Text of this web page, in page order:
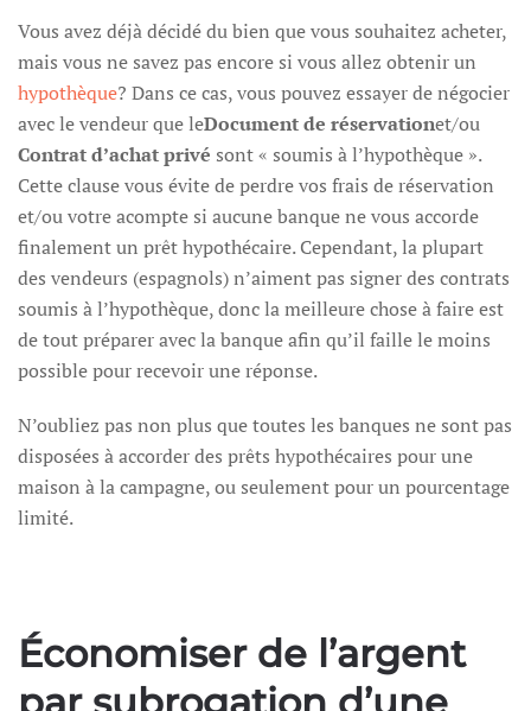
Vous avez déjà décidé du bien que vous souhaitez acheter,
mais vous ne savez pas encore si vous allez obtenir un
hypothèque? Dans ce cas, vous pouvez essayer de négocier
avec le vendeur que leDocument de réservationet/ou
Contrat d’achat privé sont « soumis à l’hypothèque ».
Cette clause vous évite de perdre vos frais de réservation
et/ou votre acompte si aucune banque ne vous accorde
finalement un prêt hypothécaire. Cependant, la plupart
des vendeurs (espagnols) n’aiment pas signer des contrats
soumis à l’hypothèque, donc la meilleure chose à faire est
de tout préparer avec la banque afin qu’il faille le moins
possible pour recevoir une réponse.
N’oubliez pas non plus que toutes les banques ne sont pas
disposées à accorder des prêts hypothécaires pour une
maison à la campagne, ou seulement pour un pourcentage
limité.
Économiser de l’argent